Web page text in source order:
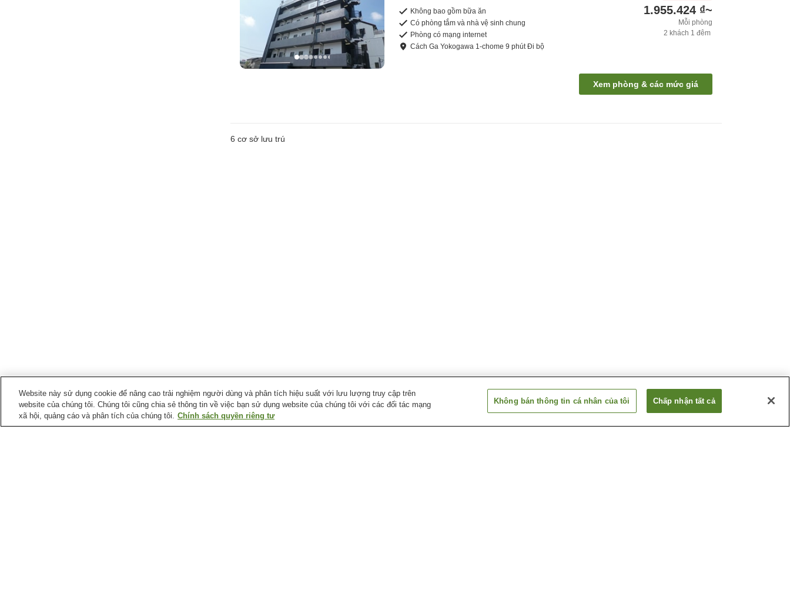
Không bao gồm bữa ăn
Có phòng tắm và nhà vệ sinh chung
Phòng có mạng internet
CáchGa Yokogawa 1-chome 9 phútĐi bộ
1.955.424 ₫~
Mỗi phòng
2 khách 1 đêm
Xem phòng & các mức giá
6 cơ sở lưu trú
Ga xe lửa tại Thành phố Hiroshima
Website này sử dụng cookie để nâng cao trải nghiệm người dùng và phân tích hiệu suất với lưu lượng truy cập trên
website của chúng tôi. Chúng tôi cũng chia sẻ thông tin về việc bạn sử dụng website của chúng tôi với các đối tác mạng
xã hội, quảng cáo và phân tích của chúng tôi. Chính sách quyền riêng tư
Không bán thông tin cá nhân của tôi Chấp nhận tất cả